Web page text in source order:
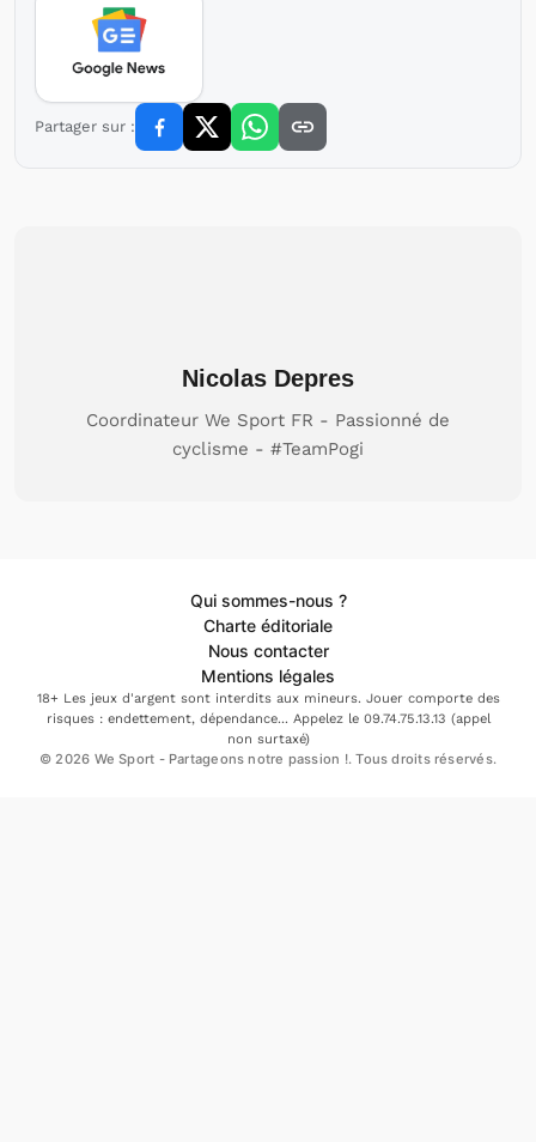
Partager sur :
Nicolas Depres
Coordinateur We Sport FR - Passionné de
cyclisme - #TeamPogi
Qui sommes-nous ?
Charte éditoriale
Nous contacter
Mentions légales
18+ Les jeux d'argent sont interdits aux mineurs. Jouer comporte des
risques : endettement, dépendance... Appelez le 09.74.75.13.13 (appel
non surtaxé)
© 2026 We Sport - Partageons notre passion !. Tous droits réservés.